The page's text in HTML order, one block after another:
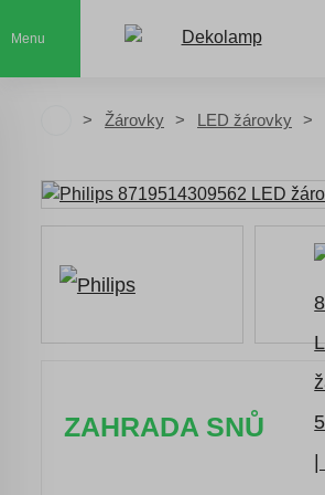
Menu
Žárovky LED žárovky
ZAHRADA SNŮ